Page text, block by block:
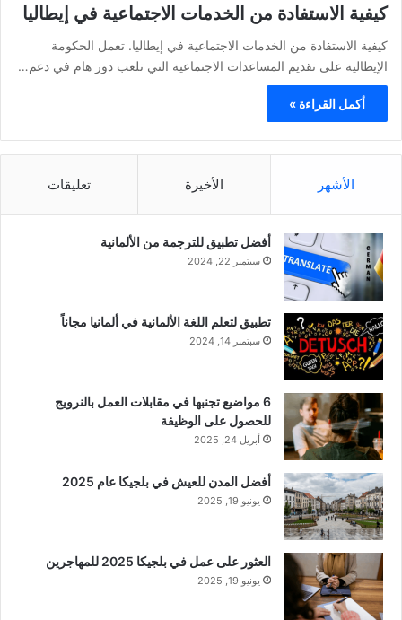
كيفية الاستفادة من الخدمات الاجتماعية في إيطاليا
كيفية الاستفادة من الخدمات الاجتماعية في إيطاليا. تعمل الحكومة
الإيطالية على تقديم المساعدات الاجتماعية التي تلعب دور هام في دعم…
أكمل القراءة »
الأشهر الأخيرة تعليقات
أفضل تطبيق للترجمة من الألمانية
سبتمبر 22, 2024
تطبيق لتعلم اللغة الألمانية في ألمانيا مجاناً
سبتمبر 14, 2024
6 مواضيع تجنبها في مقابلات العمل بالنرويج
للحصول على الوظيفة
أبريل 24, 2025
أفضل المدن للعيش في بلجيكا عام 2025
يونيو 19, 2025
العثور على عمل في بلجيكا 2025 للمهاجرين
يونيو 19, 2025